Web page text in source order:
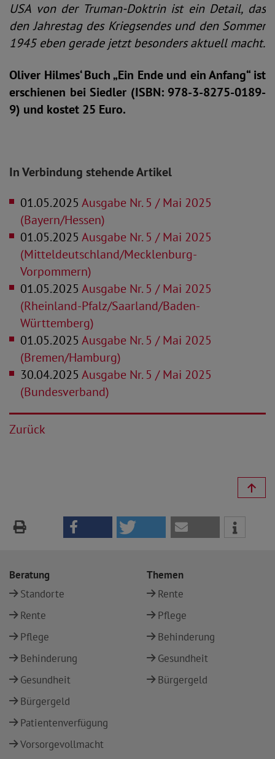
USA von der Truman-Doktrin ist ein Detail, das
den Jahrestag des Kriegsendes und den Sommer
1945 eben gerade jetzt besonders aktuell macht.
Oliver Hilmes‘ Buch „Ein Ende und ein Anfang“ ist
erschienen bei Siedler (ISBN: 978-3-8275-0189-
9) und kostet 25 Euro.
In Verbindung stehende Artikel
01.05.2025 Ausgabe Nr. 5 / Mai 2025
(Bayern/Hessen)
01.05.2025 Ausgabe Nr. 5 / Mai 2025
(Mitteldeutschland/Mecklenburg-
Vorpommern)
01.05.2025 Ausgabe Nr. 5 / Mai 2025
(Rheinland-Pfalz/Saarland/Baden-
Württemberg)
01.05.2025 Ausgabe Nr. 5 / Mai 2025
(Bremen/Hamburg)
30.04.2025 Ausgabe Nr. 5 / Mai 2025
(Bundesverband)
Zurück
Beratung
Standorte
Rente
Pflege
Behinderung
Gesundheit
Bürgergeld
Patientenverfügung
Vorsorgevollmacht
Themen
Rente
Pflege
Behinderung
Gesundheit
Bürgergeld